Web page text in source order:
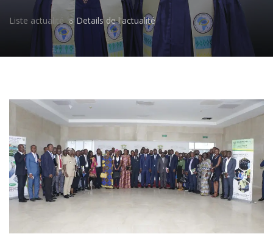
Liste actualité Details de l'actualité